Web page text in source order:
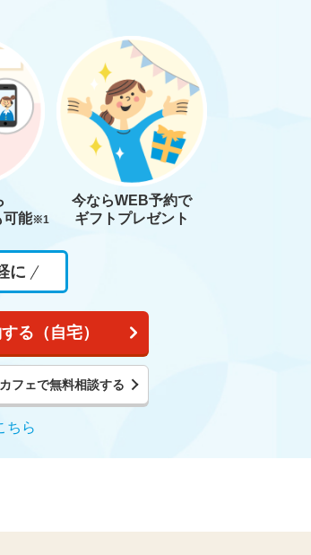
可能※1
今ならWEB予約で
ギフトプレゼント
に
る（自宅）
カフェで無料相談する
ちら